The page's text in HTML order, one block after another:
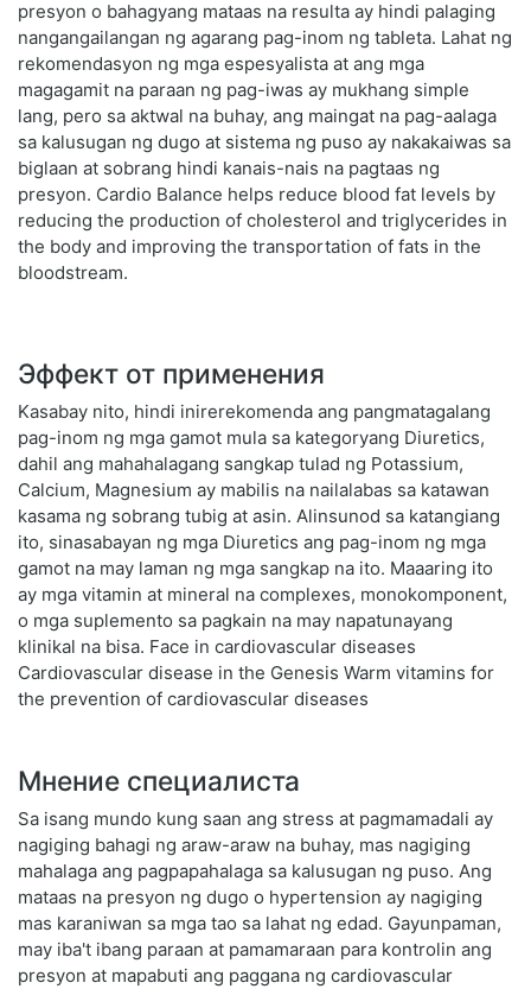
presyon o bahagyang mataas na resulta ay hindi palaging
nangangailangan ng agarang pag-inom ng tableta. Lahat ng
rekomendasyon ng mga espesyalista at ang mga
magagamit na paraan ng pag-iwas ay mukhang simple
lang, pero sa aktwal na buhay, ang maingat na pag-aalaga
sa kalusugan ng dugo at sistema ng puso ay nakakaiwas sa
biglaan at sobrang hindi kanais-nais na pagtaas ng
presyon. Cardio Balance helps reduce blood fat levels by
reducing the production of cholesterol and triglycerides in
the body and improving the transportation of fats in the
bloodstream.
Эффект от применения
Kasabay nito, hindi inirerekomenda ang pangmatagalang
pag-inom ng mga gamot mula sa kategoryang Diuretics,
dahil ang mahahalagang sangkap tulad ng Potassium,
Calcium, Magnesium ay mabilis na nailalabas sa katawan
kasama ng sobrang tubig at asin. Alinsunod sa katangiang
ito, sinasabayan ng mga Diuretics ang pag-inom ng mga
gamot na may laman ng mga sangkap na ito. Maaaring ito
ay mga vitamin at mineral na complexes, monokomponent,
o mga suplemento sa pagkain na may napatunayang
klinikal na bisa. Face in cardiovascular diseases
Cardiovascular disease in the Genesis Warm vitamins for
the prevention of cardiovascular diseases
Мнение специалиста
Sa isang mundo kung saan ang stress at pagmamadali ay
nagiging bahagi ng araw-araw na buhay, mas nagiging
mahalaga ang pagpapahalaga sa kalusugan ng puso. Ang
mataas na presyon ng dugo o hypertension ay nagiging
mas karaniwan sa mga tao sa lahat ng edad. Gayunpaman,
may iba't ibang paraan at pamamaraan para kontrolin ang
presyon at mapabuti ang paggana ng cardiovascular